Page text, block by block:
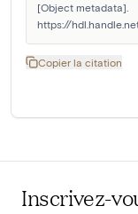
[Object metadata].
https://
Copier la citation
Inscrivez-